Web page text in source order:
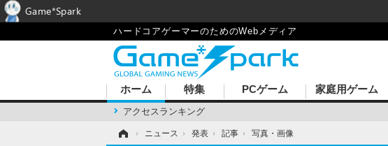
ハードコアゲーマーのためのWebメディア
ホーム
アクセスランキング
特集 PCゲーム 家庭用ゲーム
› ニュース › 発表 › 記事 › 写真・画像
Game*Spark